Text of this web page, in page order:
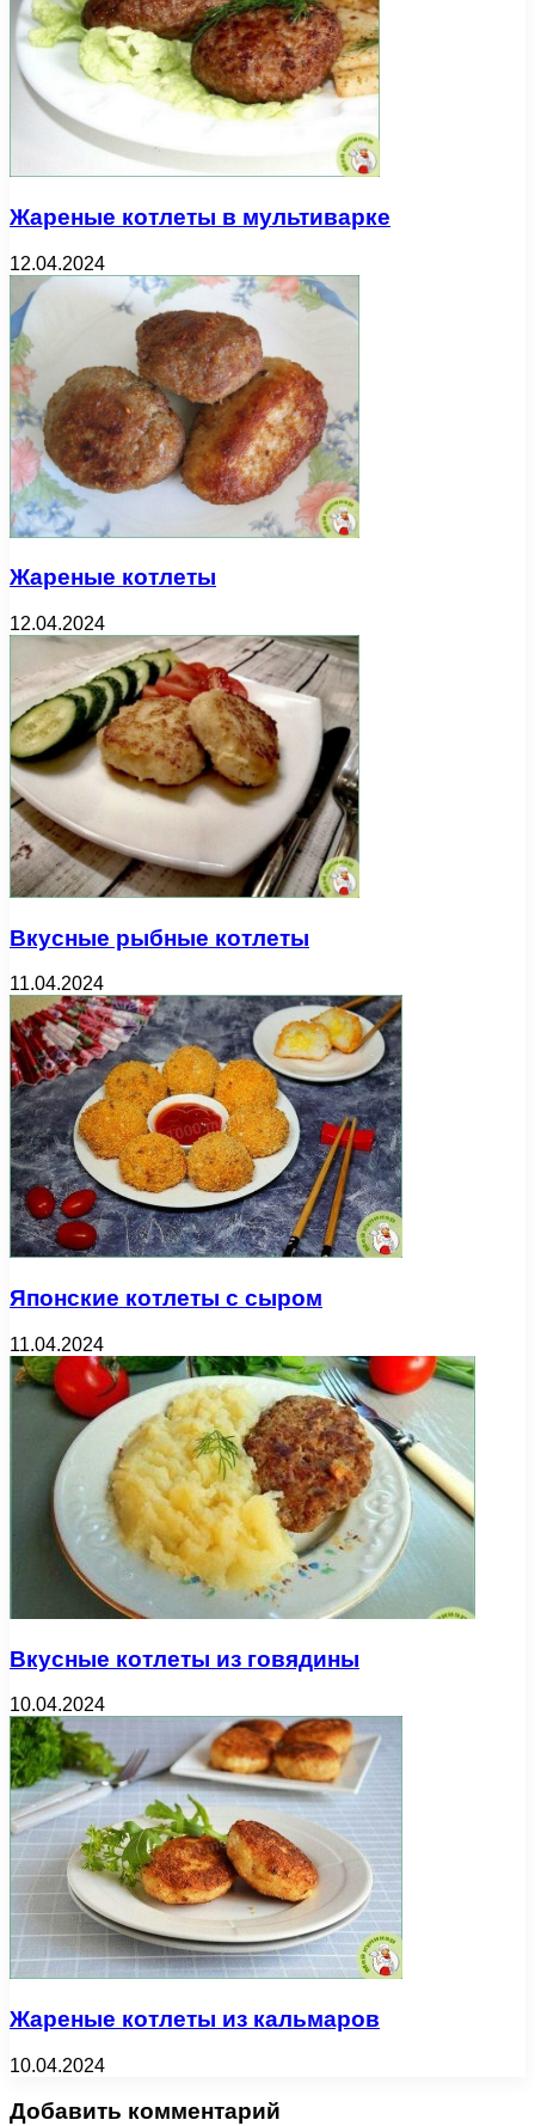
Жареные котлеты в мультиварке
12.04.2024
Жареные котлеты
12.04.2024
Вкусные рыбные котлеты
11.04.2024
Японские котлеты с сыром
11.04.2024
Вкусные котлеты из говядины
10.04.2024
Жареные котлеты из кальмаров
10.04.2024
Добавить комментарий